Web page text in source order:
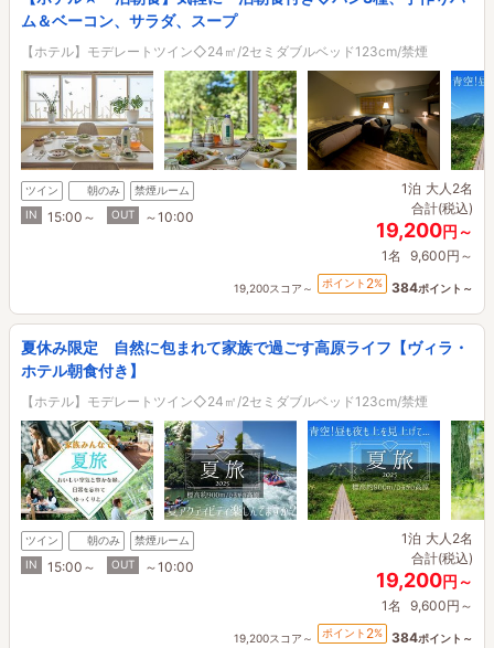
ム＆ベーコン、サラダ、スープ
【ホテル】モデレートツイン◇24㎡/2セミダブルベッド123cm/禁煙
ツイン 朝のみ
禁煙ルーム
IN
15:00～ OUT ～10:00
1泊 大人2名
合計(税込)
19,200円～
1名 9,600円～
19,200スコア～ ポイント 2% 384ポイント～
夏休み限定 自然に包まれて家族で過ごす高原ライフ【ヴィラ・
ホテル朝食付き】
【ホテル】モデレートツイン◇24㎡/2セミダブルベッド123cm/禁煙
ツイン 朝のみ
禁煙ルーム
IN
15:00～ OUT ～10:00
1泊 大人2名
合計(税込)
19,200円～
1名 9,600円～
19,200スコア～ ポイント 2% 384ポイント～